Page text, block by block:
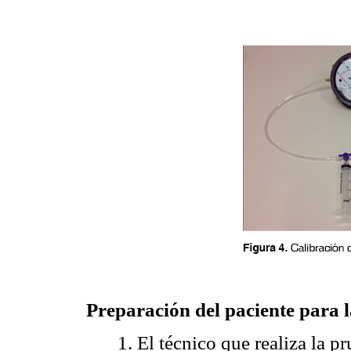
Preparación del paciente para
1. El técnico que realiza la